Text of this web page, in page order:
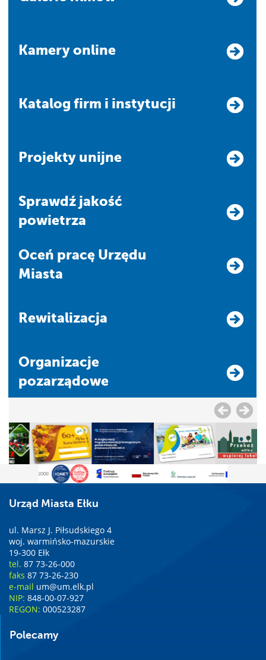
Kamery online
Katalog firm i instytucji
Projekty unijne
Sprawdź jakość
powietrza
Oceń pracę Urzędu
Miasta
Rewitalizacja
Organizacje
pozarządowe
Urząd Miasta Ełku
ul. Marsz J. Piłsudskiego 4
woj. warmińsko-mazurskie
19-300 Ełk
tel. 87 73-26-000
faks 87 73-26-230
e-mail um@um.elk.pl
NIP: 848-00-07-927
REGON: 000523287
Polecamy